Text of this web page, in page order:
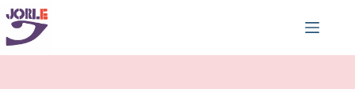
Pular
para
conteúdo